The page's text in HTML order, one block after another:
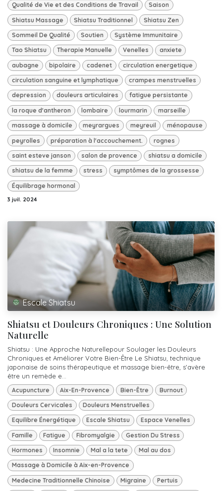
Qualité de Vie et des Conditions de Travail Saison
Shiatsu Massage Shiatsu Traditionnel Shiatsu Zen
Sommeil De Qualité Soutien Système Immunitaire
Tao Shiatsu Therapie Manuelle Venelles anxiete
aubagne bipolaire cadenet circulation energetique
circulation sanguine et lymphatique crampes menstruelles
depression douleurs articulaires fatigue persistante
la roque d'antheron lombaire lourmarin marseille
massage à domicile meyrargues meyreuil ménopause
peyrolles préparation à l'accouchement. rognes
saint esteve janson salon de provence shiatsu a domicile
shiatsu de la femme stress symptômes de la grossesse
Équilibrage hormonal
3 juil. 2024
Escale Shiatsu
Shiatsu et Douleurs Chroniques : Une Solution
Naturelle
Shiatsu : Une Approche Naturellepour Soulager les Douleurs
Chroniques et Améliorer Votre Bien-Être Le Shiatsu, technique
japonaise de soins thérapeutique et massage bien-être, s'avère
être un remède e...
Acupuncture Aix-En-Provence Bien-Être Burnout
Douleurs Cervicales Douleurs Menstruelles
Equilibre Énergétique Escale Shiatsu Espace Venelles
Famille Fatigue Fibromyalgie Gestion Du Stress
Hormones Insomnie Mal a la tete Mal au dos
Massage à Domicile à Aix-en-Provence
Medecine Traditionnelle Chinoise Migraine Pertuis